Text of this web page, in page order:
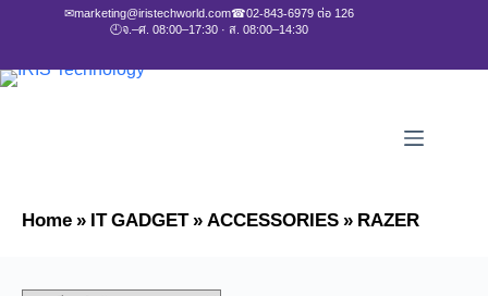
✉marketing@iristechworld.com☎02-843-6979 ต่อ 126
🕘จ.–ศ. 08:00–17:30 · ส. 08:00–14:30
Home»IT GADGET»ACCESSORIES»RAZER